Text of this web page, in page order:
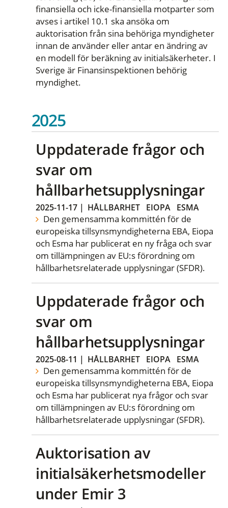
finansiella och icke-finansiella motparter som
avses i artikel 10.1 ska ansöka om
auktorisation från sina behöriga myndigheter
innan de använder eller antar en ändring av
en modell för beräkning av initialsäkerheter. I
Sverige är Finansinspektionen behörig
myndighet.
2025
Uppdaterade frågor och
svar om
hållbarhetsupplysningar
2025-11-17 | HÅLLBARHET EIOPA ESMA
Den gemensamma kommittén för de
europeiska tillsynsmyndigheterna EBA, Eiopa
och Esma har publicerat en ny fråga och svar
om tillämpningen av EU:s förordning om
hållbarhetsrelaterade upplysningar (SFDR).
Uppdaterade frågor och
svar om
hållbarhetsupplysningar
2025-08-11 | HÅLLBARHET EIOPA ESMA
Den gemensamma kommittén för de
europeiska tillsynsmyndigheterna EBA, Eiopa
och Esma har publicerat nya frågor och svar
om tillämpningen av EU:s förordning om
hållbarhetsrelaterade upplysningar (SFDR).
Auktorisation av
initialsäkerhetsmodeller
under Emir 3